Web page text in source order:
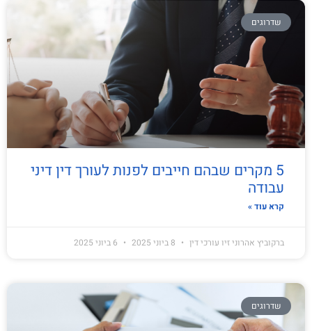
שדרוגים
5 מקרים שבהם חייבים לפנות לעורך דין דיני
עבודה
קרא עוד »
ברקוביץ אהרוני זיו עורכי דין
שדרוגים